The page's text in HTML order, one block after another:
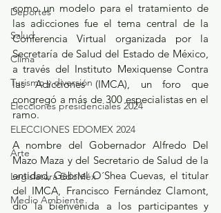
Deportes
Salud
Clima
Turismo y diversión
Elecciones presidenciales 2024
ELECCIONES EDOMEX 2024
Arte
Legislatura EdoMéx
Medio Ambiente
como un modelo para el tratamiento de
las adicciones fue el tema central de la
Conferencia Virtual organizada por la
Secretaría de Salud del Estado de México,
a través del Instituto Mexiquense Contra
las Adicciones (IMCA), un foro que
congregó a más de 300 especialistas en el
ramo.
A nombre del Gobernador Alfredo Del
Mazo Maza y del Secretario de Salud de la
entidad, Gabriel O´Shea Cuevas, el titular
del IMCA, Francisco Fernández Clamont,
dio la bienvenida a los participantes y